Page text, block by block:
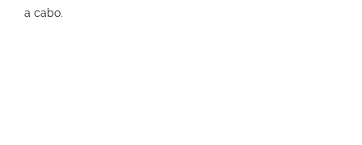
a cabo.